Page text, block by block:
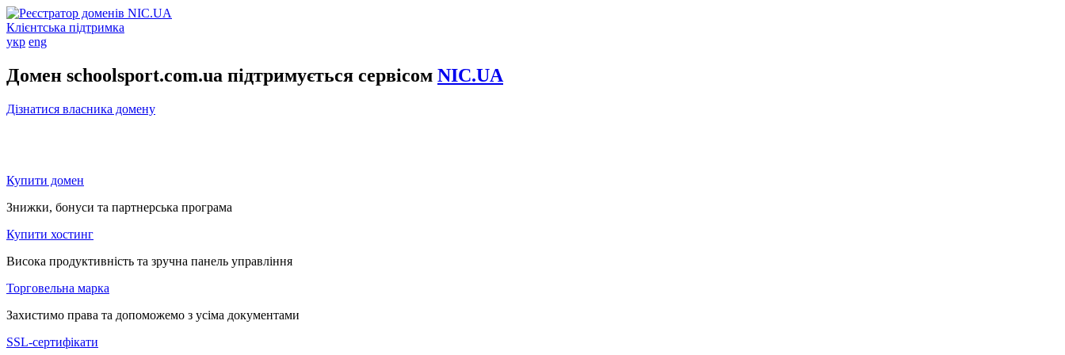
Клієнтська підтримка
укр eng
Домен schoolsport.com.ua підтримується сервісом NIC.UA
Дізнатися власника домену
Купити домен
Знижки, бонуси та партнерська програма
Купити хостинг
Висока продуктивність та зручна панель управління
Торговельна марка
Захистимо права та допоможемо з усіма документами
SSL-сертифікати